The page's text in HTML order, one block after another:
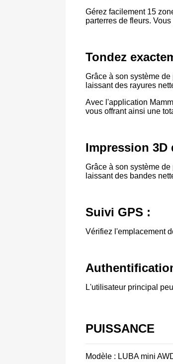
Gérez facilement 15
parterres de fleurs.
Tondez
Grâce à son système
laissant des rayures
Avec l'application
vous offrant ainsi une
Impression 3D
Grâce à son système
laissant des bandes
Suivi GPS :
Vérifiez l'emplacement
L'utilisateur principal
PUISSANCE
Modèle : LUBA mini